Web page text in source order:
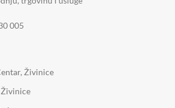
005
Živinice
Živinice